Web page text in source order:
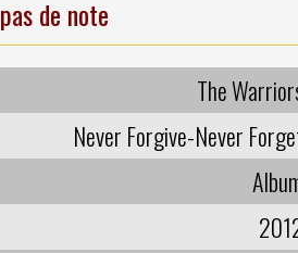
pas de note
The
Never Forgive-Never